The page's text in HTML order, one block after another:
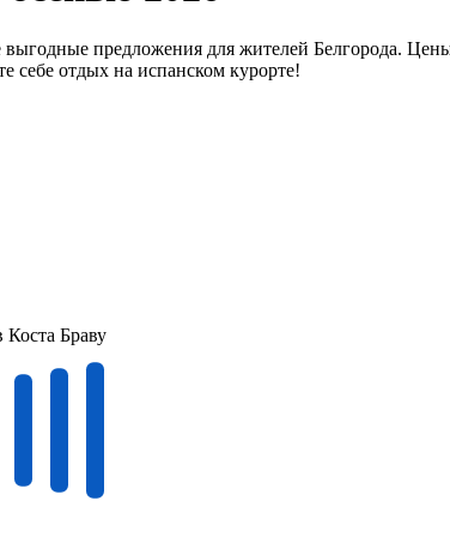
предложения для жителей Белгорода.
себе отдых на испанском курорте!
Браву